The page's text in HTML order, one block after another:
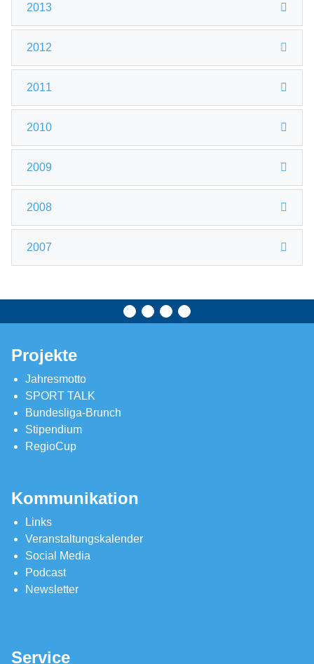
2013
2012
2011
2010
2009
2008
2007
Projekte
Jahresmotto
SPORT TALK
Bundesliga-Brunch
Stipendium
RegioCup
Kommunikation
Links
Veranstaltungskalender
Social Media
Podcast
Newsletter
Service